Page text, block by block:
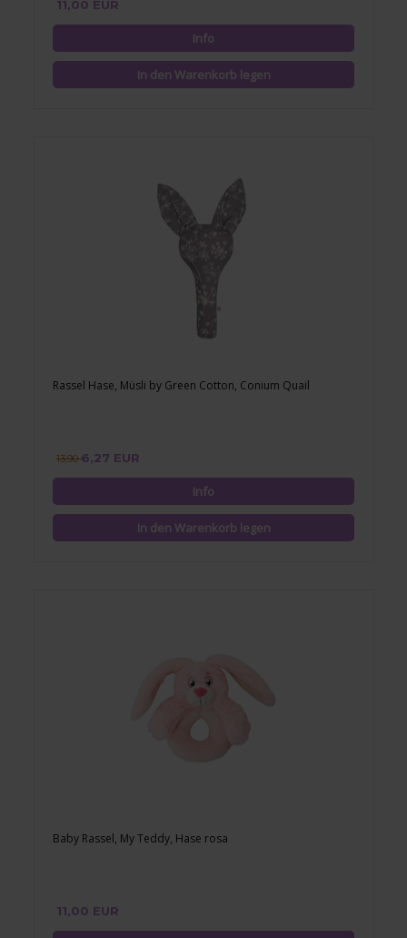
11,00 EUR
Rassel Hase, Müsli by Green Cotton, Conium Quail
13,906,27 EUR
Baby Rassel, My Teddy, Hase rosa
11,00 EUR